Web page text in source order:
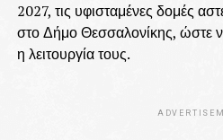
2027, τις υφισταμένες δομές
στο Δήμο Θεσσαλονίκης, ώστε
η λειτουργία τους.